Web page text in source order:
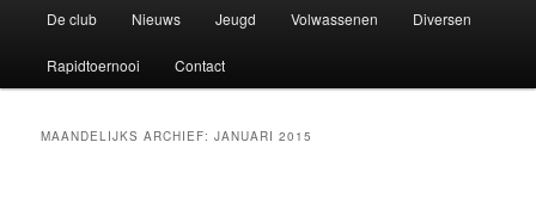
De club Nieuws Jeugd Volwassenen Diversen
Rapidtoernooi Contact
MAANDELIJKS ARCHIEF:JANUARI 2015